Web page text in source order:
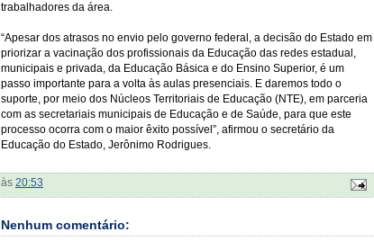
trabalhadores da área.
“Apesar dos atrasos no envio pelo governo federal, a decisão do Estado em
priorizar a vacinação dos profissionais da Educação das redes estadual,
municipais e privada, da Educação Básica e do Ensino Superior, é um
passo importante para a volta às aulas presenciais. E daremos todo o
suporte, por meio dos Núcleos Territoriais de Educação (NTE), em parceria
com as secretariais municipais de Educação e de Saúde, para que este
processo ocorra com o maior êxito possível”, afirmou o secretário da
Educação do Estado, Jerônimo Rodrigues.
às 20:53
Nenhum comentário: